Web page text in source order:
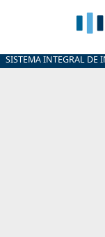
SISTEMA INTEGRAL DE